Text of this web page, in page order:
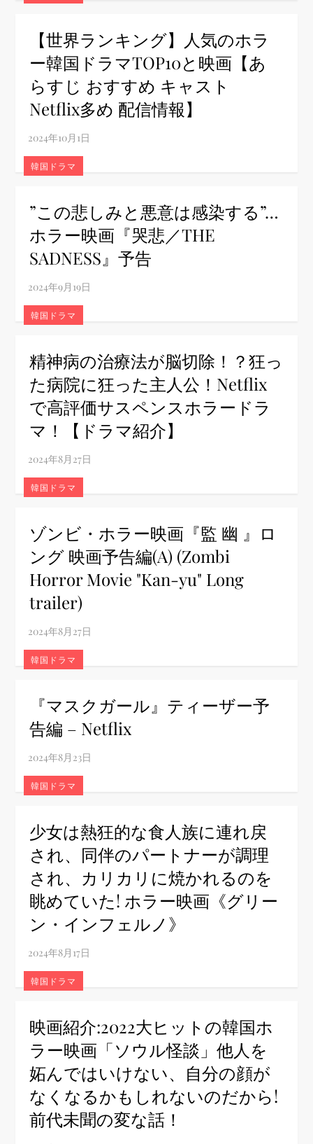
【世界ランキング】人気のホラ
ー韓国ドラマTOP10と映画【あ
らすじ おすすめ キャスト
Netflix多め 配信情報】
韓国ドラマ
”この悲しみと悪意は感染する”…
ホラー映画『哭悲／THE
SADNESS』予告
韓国ドラマ
精神病の治療法が脳切除！？狂っ
た病院に狂った主人公！Netflix
で高評価サスペンスホラードラ
マ！【ドラマ紹介】
韓国ドラマ
ゾンビ・ホラー映画『監 幽 』ロ
ング 映画予告編(A) (Zombi
Horror Movie "Kan-yu" Long
trailer)
韓国ドラマ
『マスクガール』ティーザー予
告編 – Netflix
韓国ドラマ
少女は熱狂的な食人族に連れ戻
され、同伴のパートナーが調理
され、カリカリに焼かれるのを
眺めていた! ホラー映画《グリー
ン・インフェルノ》
韓国ドラマ
映画紹介:2022大ヒットの韓国ホ
ラー映画「ソウル怪談」他人を
妬んではいけない、自分の顔が
なくなるかもしれないのだから!
前代未聞の変な話！